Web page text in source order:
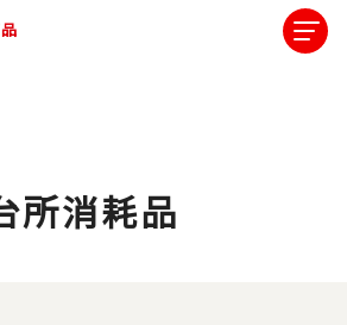
所消耗品